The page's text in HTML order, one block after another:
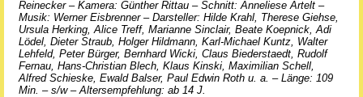
Reinecker – Kamera: Günther Rittau – Schnitt: Anneliese Artelt –
Musik: Werner Eisbrenner – Darsteller: Hilde Krahl, Therese Giehse,
Ursula Herking, Alice Treff, Marianne Sinclair, Beate Koepnick, Adi
Lödel, Dieter Straub, Holger Hildmann, Karl-Michael Kuntz, Walter
Lehfeld, Peter Bürger, Bernhard Wicki, Claus Biederstaedt, Rudolf
Fernau, Hans-Christian Blech, Klaus Kinski, Maximilian Schell,
Alfred Schieske, Ewald Balser, Paul Edwin Roth u. a. – Länge: 109
Min. – s/w – Altersempfehlung: ab 14 J.